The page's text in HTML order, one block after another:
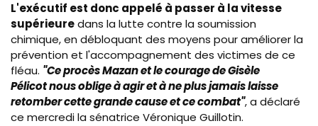
L'exécutif est donc appelé à passer à la vitesse
supérieuredans la lutte contre la soumission
chimique, en débloquant des moyens pour améliorer la
prévention et l'accompagnement des victimes de ce
fléau. "Ce procès Mazan et le courage de Gisèle
Pélicot nous oblige à agir et à ne plus jamais laisse
retomber cette grande cause et ce combat", a déclaré
ce mercredi la sénatrice Véronique Guillotin.